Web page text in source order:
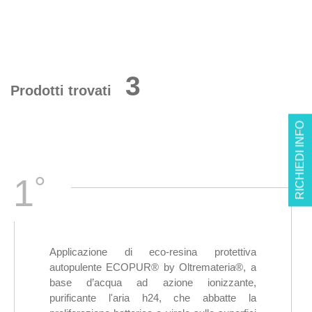
RICHIEDI INFO
Prodotti trovati 3
1°
Applicazione di eco-resina protettiva
autopulente ECOPUR® by Oltremateria®, a
base d’acqua ad azione ionizzante,
purificante l'aria h24, che abbatte la